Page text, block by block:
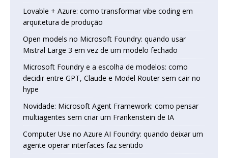
Lovable + Azure: como transformar vibe coding em
arquitetura de produção
Open models no Microsoft Foundry: quando usar
Mistral Large 3 em vez de um modelo fechado
Microsoft Foundry e a escolha de modelos: como
decidir entre GPT, Claude e Model Router sem cair no
hype
Novidade: Microsoft Agent Framework: como pensar
multiagentes sem criar um Frankenstein de IA
Computer Use no Azure AI Foundry: quando deixar um
agente operar interfaces faz sentido